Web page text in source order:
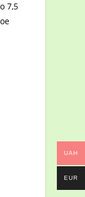
7,5
UAH
EUR